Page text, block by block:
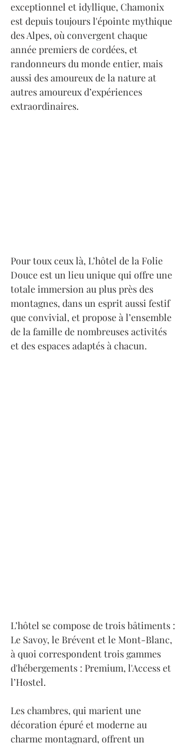
exceptionnel et idyllique, Chamonix
est depuis toujours l'épointe mythique
des Alpes, où convergent chaque
année premiers de cordées, et
randonneurs du monde entier, mais
aussi des amoureux de la nature at
autres amoureux d’expériences
extraordinaires.
Pour toux ceux là, L’hôtel de la Folie
Douce est un lieu unique qui offre une
totale immersion au plus près des
montagnes, dans un esprit aussi festif
que convivial, et propose à l’ensemble
de la famille de nombreuses activités
et des espaces adaptés à chacun.
L’hôtel se compose de trois bâtiments :
Le Savoy, le Brévent et le Mont-Blanc,
à quoi correspondent trois gammes
d'hébergements : Premium, l'Access et
l’Hostel.
Les chambres, qui marient une
décoration épuré et moderne au
charme montagnard, offrent un